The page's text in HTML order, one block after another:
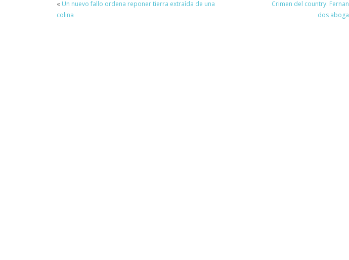
« Un nuevo fallo ordena reponer tierra extraída de una
colina
Crimen del country:
dos